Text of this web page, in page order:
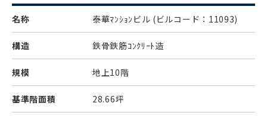
名称 泰華ﾏﾝｼｮﾝビル (ビルコード：11093)
構造 鉄骨鉄筋ｺﾝｸﾘｰﾄ造
規模 地上10階
基準階面積 28.66坪